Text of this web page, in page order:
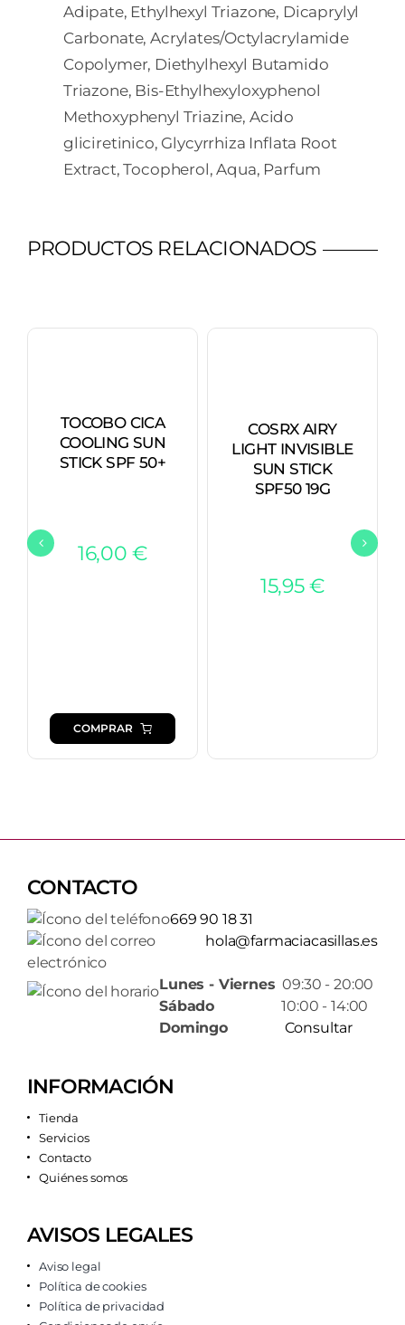
Adipate, Ethylhexyl Triazone, Dicaprylyl
Carbonate, Acrylates/Octylacrylamide
Copolymer, Diethylhexyl Butamido
Triazone, Bis-Ethylhexyloxyphenol
Methoxyphenyl Triazine, Acido
gliciretinico, Glycyrrhiza Inflata Root
Extract, Tocopherol, Aqua, Parfum
PRODUCTOS RELACIONADOS
TOCOBO CICA
COOLING SUN
STICK SPF 50+
16,00€
COMPRAR
COSRX AIRY
LIGHT INVISIBLE
SUN STICK
SPF50 19G
15,95€
CONTACTO
669 90 18 31
hola@farmaciacasillas.es
Lunes - Viernes 09:30 - 20:00
Sábado 10:00 - 14:00
Domingo
Consultar
INFORMACIÓN
Tienda
Servicios
Contacto
Quiénes somos
AVISOS LEGALES
Aviso legal
Política de cookies
Política de privacidad